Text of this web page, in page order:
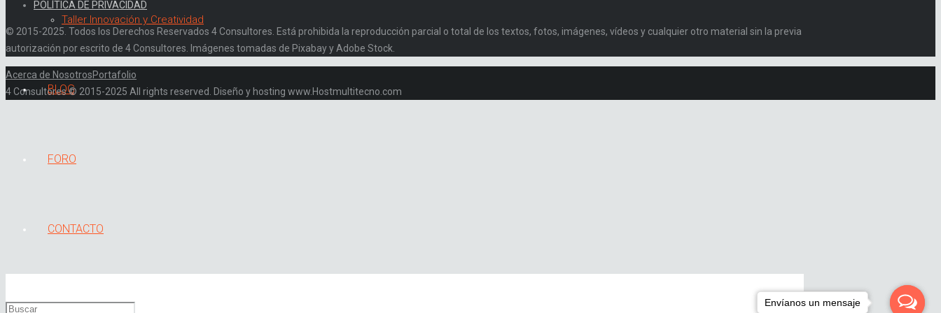
Taller Innovación y Creatividad
BLOG
FORO
CONTACTO
POLÍTICA DE PRIVACIDAD
© 2015-2025. Todos los Derechos Reservados 4 Consultores. Está prohibida la reproducción parcial o total de los textos, fotos, imágenes, vídeos y cualquier otro material sin la previa
autorización por escrito de 4 Consultores. Imágenes tomadas de Pixabay y Adobe Stock.
Acerca de NosotrosPortafolio
4 Consultores © 2015-2025 All rights reserved. Diseño y hosting www.Hostmultitecno.com
Envíanos un mensaje
Envíanos un mensaje